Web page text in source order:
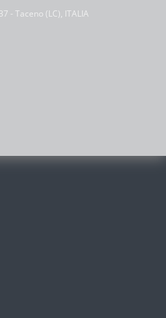
- Taceno (LC), ITALIA